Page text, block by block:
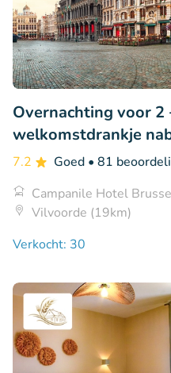
Overnachting voor 2
welkomstdrankje
7.2 Goed • 81
Campanile Hotel
Vilvoorde (19km)
Verkocht: 30